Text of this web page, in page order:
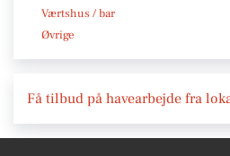
Værtshus / bar
Øvrige
Få tilbud på havearbejde fra